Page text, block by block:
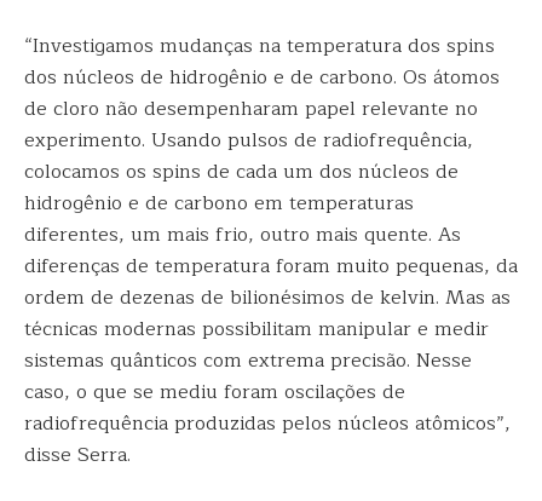
“Investigamos mudanças na temperatura dos spins
dos núcleos de hidrogênio e de carbono. Os átomos
de cloro não desempenharam papel relevante no
experimento. Usando pulsos de radiofrequência,
colocamos os spins de cada um dos núcleos de
hidrogênio e de carbono em temperaturas
diferentes, um mais frio, outro mais quente. As
diferenças de temperatura foram muito pequenas, da
ordem de dezenas de bilionésimos de kelvin. Mas as
técnicas modernas possibilitam manipular e medir
sistemas quânticos com extrema precisão. Nesse
caso, o que se mediu foram oscilações de
radiofrequência produzidas pelos núcleos atômicos”,
disse Serra.